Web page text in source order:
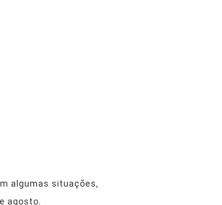
algumas situações,
agosto.